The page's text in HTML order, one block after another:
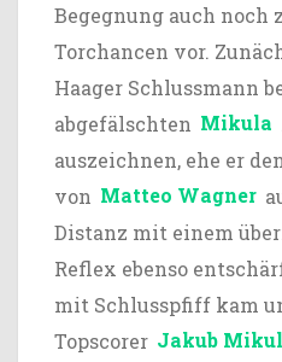
Begegnung auch noch
Torchancen vor.
Haager Schlussmann
abgefälschten Mikula
auszeichnen, ehe er
von Matteo Wagner
Distanz mit einem
Reflex ebenso
mit Schlusspfiff kam
Topscorer Jakub